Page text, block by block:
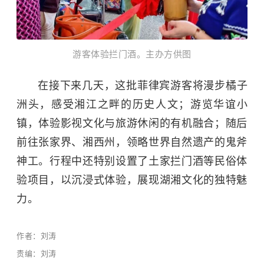
游客体验拦门酒。主办方供图
在接下来几天，这批菲律宾游客将漫步橘子
洲头 ，感受湘江之畔的历史人文；游览华谊小
镇，体验影视文化与旅游休闲的有机融合；随后
前往张家界、湘西州，领略世界自然遗产的鬼斧
神工。行程中还特别设置了土家拦门酒等民俗体
验项目，以沉浸式体验，展现湖湘文化的独特魅
力。
作者：刘涛
责编：刘涛